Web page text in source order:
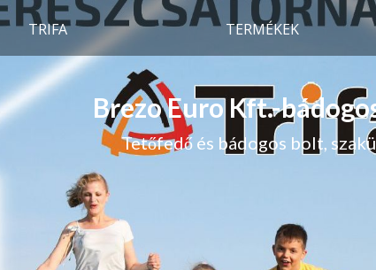
TRIFA TERMÉKEK
Brezo Euro Kft.-
Tetőfedő és bádogos bolt,